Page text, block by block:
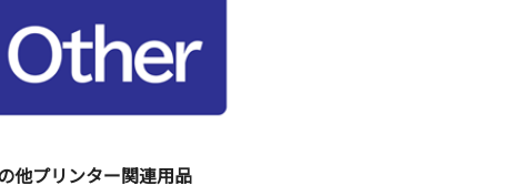
他プリンター関連用品